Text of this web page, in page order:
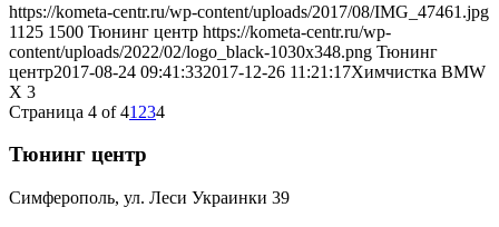
https://kometa-centr.ru/wp-content/uploads/2017/08/IMG_47461.jpg
1125 1500 Тюнинг центр https://kometa-centr.ru/wp-
content/uploads/2022/02/logo_black-1030x348.png Тюнинг
центр2017-08-24 09:41:332017-12-26 11:21:17Химчистка BMW
X 3
Страница 4 of 41 234
Тюнинг центр
Симферополь, ул. Леси Украинки 39